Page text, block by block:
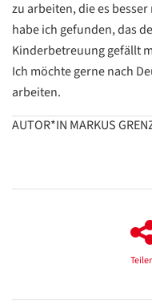
zu arbeiten, die es
habe ich gefunden, das
Kinderbetreuung gefällt
Ich möchte gerne nach
arbeiten.
AUTOR*IN MARKUS